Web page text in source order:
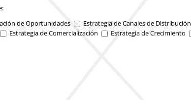
de Oportunidades Estrategia de Canales de Distribución
Estrategia de Comercialización Estrategia de Crecimiento